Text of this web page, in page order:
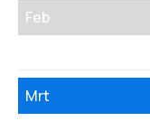
Feb
Mrt